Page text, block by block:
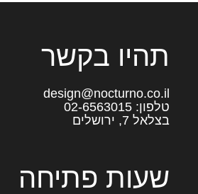
שעות פתיחה
תהיו בקשר
design@nocturno.co.il
טלפון: 02-6563015
בצלאל 7, ירושלים